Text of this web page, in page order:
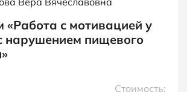
«Работа с мотивацией у
нарушением пищевого
Стоимость: